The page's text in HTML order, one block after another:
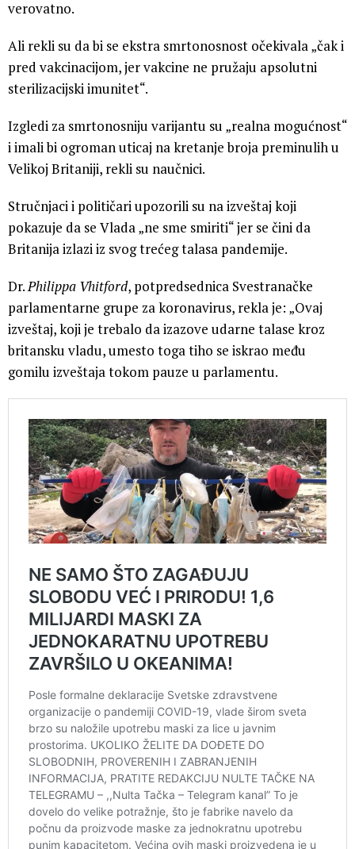
verovatno.
Ali rekli su da bi se ekstra smrtonosnost očekivala „čak i
pred vakcinacijom, jer vakcine ne pružaju apsolutni
sterilizacijski imunitet“.
Izgledi za smrtonosniju varijantu su „realna mogućnost“
i imali bi ogroman uticaj na kretanje broja preminulih u
Velikoj Britaniji, rekli su naučnici.
Stručnjaci i političari upozorili su na izveštaj koji
pokazuje da se Vlada „ne sme smiriti“ jer se čini da
Britanija izlazi iz svog trećeg talasa pandemije.
Dr.Philippa Vhitford, potpredsednica Svestranačke
parlamentarne grupe za koronavirus, rekla je: „Ovaj
izveštaj, koji je trebalo da izazove udarne talase kroz
britansku vladu, umesto toga tiho se iskrao među
gomilu izveštaja tokom pauze u parlamentu.